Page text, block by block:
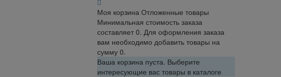
Моя корзина Отложенные товары
Минимальная стоимость заказа
составляет 0. Для оформления заказа
вам необходимо добавить товары на
сумму 0.
Ваша корзина пуста. Выберите
интересующие вас товары в каталоге